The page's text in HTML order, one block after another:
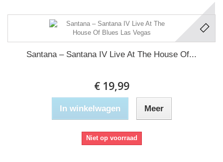
Santana ‎– Santana IV Live At The House Of...
€ 19,99
In winkelwagen Meer
Niet op voorraad